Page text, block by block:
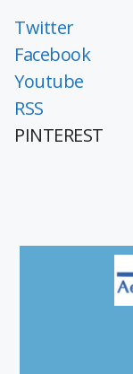
Twitter
Facebook
Youtube
RSS
PINTEREST